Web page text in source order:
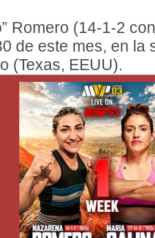
Romero (14-1-2
de este mes, en la
(Texas, EEUU).